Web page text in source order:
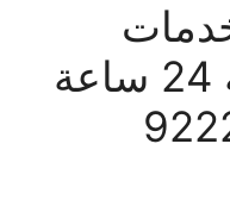
سريعة ومتواصلة 24 ساعة